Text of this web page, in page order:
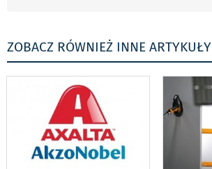
ZOBACZ RÓWNIEŻ INNE ARTYKUŁY